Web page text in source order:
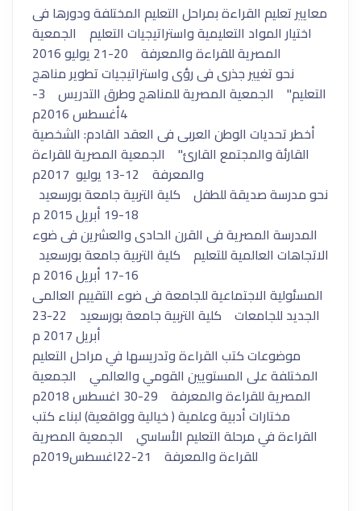
معايير تعليم القراءة بمراحل التعليم المختلفة ودورها فى
اختيار المواد التعليمية واستراتيجيات التعليم الجمعية
المصرية للقراءة والمعرفة 20-21 يوليو 2016
نحو تغيير جذرى فى رؤى واستراتيجيات تطوير مناهج
التعليم" الجمعية المصرية للمناهج وطرق التدريس 3-
4أغسطس 2016م
أخطر تحديات الوطن العربى فى العقد القادم: الشخصية
القارئة والمجتمع القارئ" الجمعية المصرية للقراءة
والمعرفة 12-13 يوليو 2017م
نحو مدرسة صديقة للطفل كلية التربية جامعة بورسعيد
المدرسة المصرية فى القرن الحادى والعشرين فى ضوء
الاتجاهات العالمية للتعليم كلية التربية جامعة بورسعيد
المسئولية الاجتماعية للجامعة فى ضوء التقييم العالمى
الجديد للجامعات كلية التربية جامعة بورسعيد 22-23
أبريل 2017 م
موضوعات كتب القراءة وتدريسها في مراحل التعليم
المختلفة على المستويين القومي والعالمي الجمعية
المصرية للقراءة والمعرفة 29-30 اغسطس 2018م
مختارات أدبية وعلمية ( خيالية وواقعية) لبناء كتب
القراءة في مرحلة التعليم الأساسي الجمعية المصرية
للقراءة والمعرفة 21-22اغسطس2019م